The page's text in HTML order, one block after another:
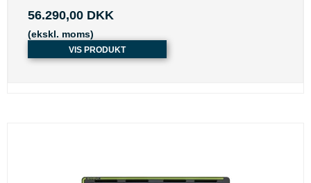
56.290,00 DKK
(ekskl. moms)
VIS PRODUKT